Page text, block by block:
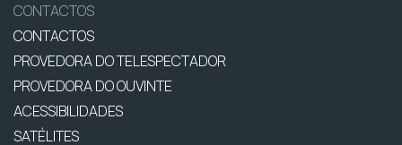
CONTACTOS
CONTACTOS
PROVEDORA DO TELESPECTADOR
PROVEDORA DO OUVINTE
ACESSIBILIDADES
SATÉLITES